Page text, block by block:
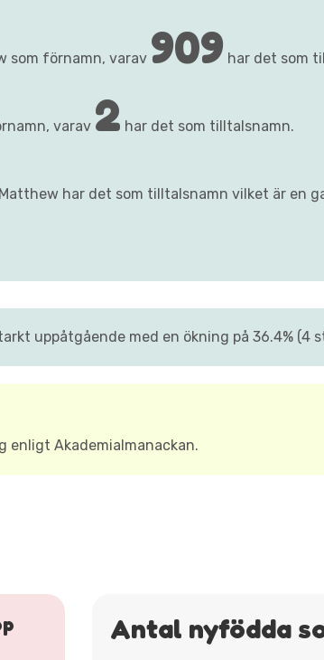
som förnamn, varav 909 har det som
varav 2 har det som tilltalsnamn.
har det som tilltalsnamn vilket är en
uppåtgående med en ökning på 36.4%
enligt Akademialmanackan.
Antal nyfödda